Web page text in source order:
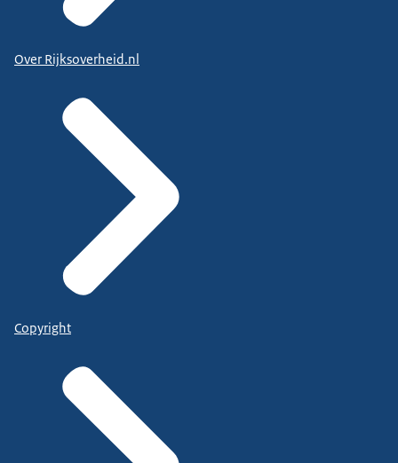
Over Rijksoverheid.nl
Copyright